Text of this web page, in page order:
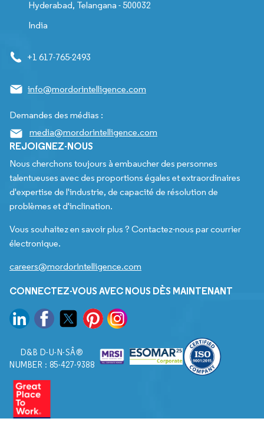
Hyderabad, Telangana - 500032
India
+1 617-765-2493
info@mordorintelligence.com
Demandes des médias :
media@mordorintelligence.com
REJOIGNEZ-NOUS
Nous cherchons toujours à embaucher des personnes
talentueuses avec des proportions égales et extraordinaires
d'expertise de l'industrie, de capacité de résolution de
problèmes et d'inclination.
Vous souhaitez en savoir plus ? Contactez-nous par courrier
électronique.
careers@mordorintelligence.com
CONNECTEZ-VOUS AVEC NOUS DÈS MAINTENANT
D&B D-U-N-SÂ®
NUMBER : 85-427-9388